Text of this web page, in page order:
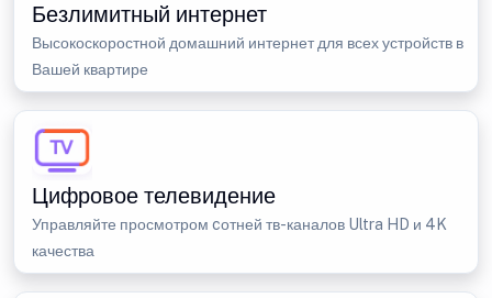
Безлимитный интернет
Высокоскоростной домашний интернет для всех устройств в
Вашей квартире
Цифровое телевидение
Управляйте просмотром cотней тв-каналов Ultra HD и 4K
качества